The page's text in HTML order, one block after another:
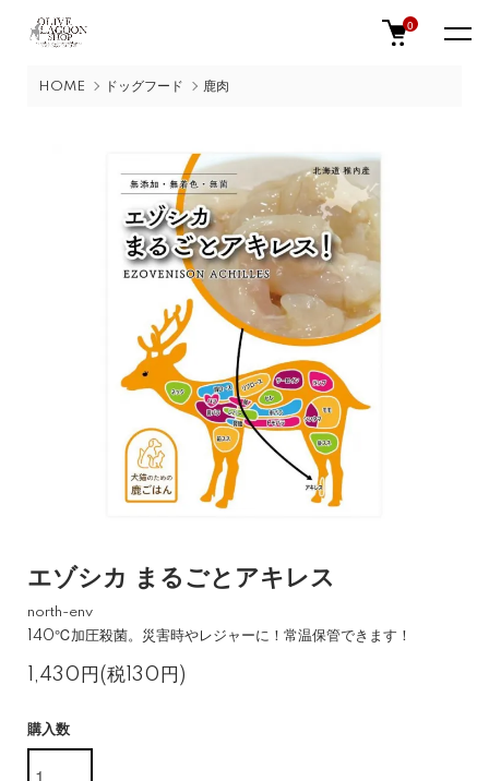
0
HOME ドッグフード 鹿肉
エゾシカ まるごとアキレス
north-env
140℃加圧殺菌。災害時やレジャーに！常温保管できます！
1,430円(税130円)
購入数